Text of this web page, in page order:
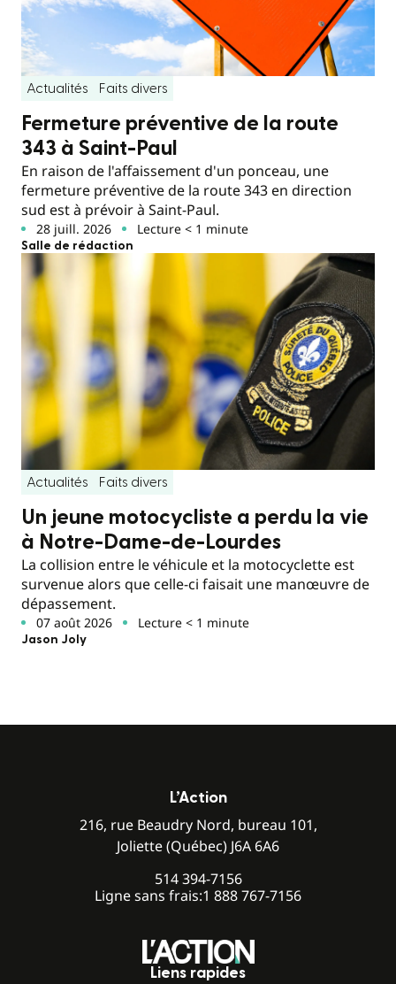
Actualités Faits divers
Fermeture préventive de la route
343 à Saint-Paul
En raison de l'affaissement d'un ponceau, une
fermeture préventive de la route 343 en direction
sud est à prévoir à Saint-Paul.
28 juill. 2026 Lecture < 1 minute
Salle de rédaction
Actualités Faits divers
Un jeune motocycliste a perdu la vie
à Notre-Dame-de-Lourdes
La collision entre le véhicule et la motocyclette est
survenue alors que celle-ci faisait une manœuvre de
dépassement.
07 août 2026 Lecture < 1 minute
Jason Joly
L’Action
216, rue Beaudry Nord, bureau 101,
Joliette (Québec) J6A 6A6
514 394-7156
Ligne sans frais:1 888 767-7156
Liens rapides